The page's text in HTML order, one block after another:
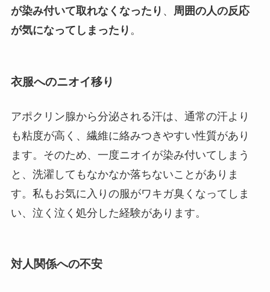
が染み付いて取れなくなったり 、 周囲の人の反応
が気になってしまったり 。
衣服へのニオイ移り
アポクリン腺から分泌される汗は、通常の汗より
も粘度が高く、繊維に絡みつきやすい性質があり
ます。そのため、一度ニオイが染み付いてしまう
と、洗濯してもなかなか落ちないことがありま
す。私もお気に入りの服がワキガ臭くなってしま
い、泣く泣く処分した経験があります。
対人関係への不安